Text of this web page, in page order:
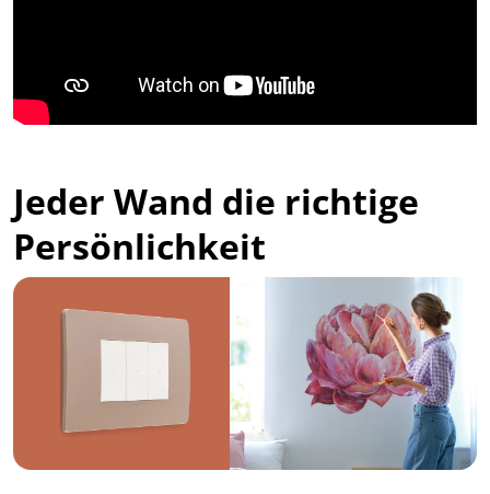
Jeder Wand die richtige
Persönlichkeit